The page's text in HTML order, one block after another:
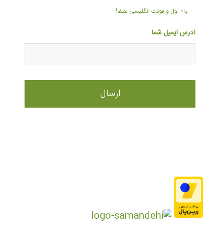
با ۰ اول و فونت انگلیسی لطفا!
آدرس ایمیل شما